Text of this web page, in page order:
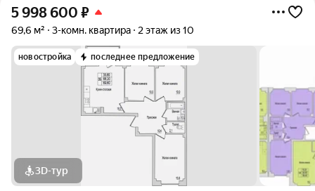
5 998 600 ₽
69,6 м² 3-комн. квартира 2 этаж из 10
новостройка последнее предложение
3D-тур